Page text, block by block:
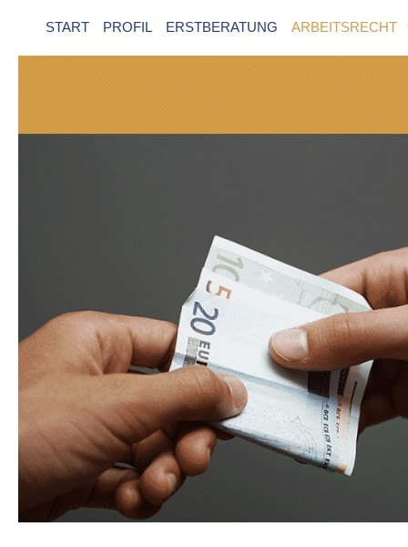
START PROFIL ERSTBERATUNG ARBEITSRECHT